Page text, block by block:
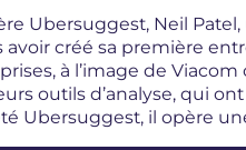
Ubersuggest, Neil
avoir créé sa première
à l’image de
outils d’analyse, qui
Ubersuggest, il opère